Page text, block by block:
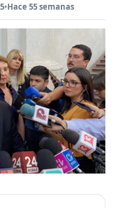
•Hace 55 semanas